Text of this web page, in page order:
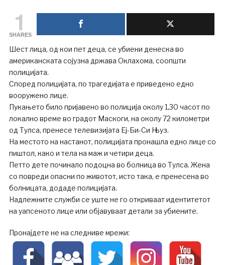
1
SHARES
Шест лица, од кои пет деца, се убиени денеска во
американската сојузна држава Оклахома, соопшти
полицијата.
Според полицијата, по трагедијата е приведено едно
вооружено лице.
Пукањето било пријавено во полиција околу 1,30 часот по
локално време во градот Маскоги, на околу 72 километри
од Тулса, пренесе телевизијата Еј-Би-Си Њуз.
На местото на настанот, полицијата пронашла едно лице со
пиштол, како и тела на маж и четири деца.
Петто дете починало подоцна во болница во Тулса. Жена
со повреди опасни по животот, исто така, е пренесена во
болницата, додаде полицијата.
Надлежните служби се уште не го откриваат идентитетот
на уапсеното лице или објавуваат детали за убиените.
Пронајдете не на следниве мрежи: